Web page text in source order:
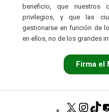
beneficio, que nuestros
privilegios, y que las
gestionarse en función de
en ellos, no de los grandes
Firma el